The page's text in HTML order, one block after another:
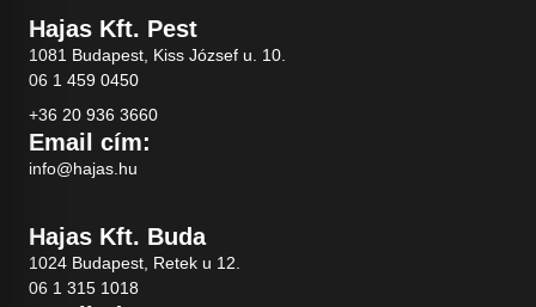
Hajas Kft. Pest
1081 Budapest, Kiss József u. 10.
06 1 459 0450
+36 20 936 3660
Email cím:
info@hajas.hu
Hajas Kft. Buda
1024 Budapest, Retek u 12.
06 1 315 1018